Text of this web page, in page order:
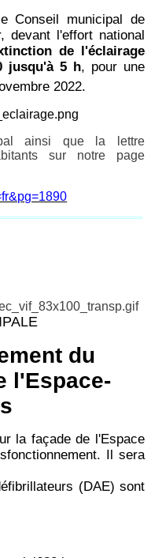
Conseil municipal de
devant l'effort national
de l'éclairage
jusqu'à 5 h, pour une
2022.
ainsi que la lettre
sur notre page
du
l'Espace-
la façade de l'Espace
Il sera
(DAE) sont